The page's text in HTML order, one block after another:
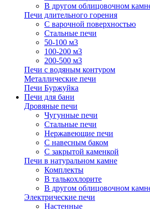
В другом облицовочном
Печи длительного горения
С варочной поверхностью
Стальные печи
50-100 м3
100-200 м3
200-500 м3
Печи с водяным контуром
Металлические печи
Печи Буржуйка
Печи для бани
Дровяные печи
Чугунные печи
Стальные печи
Нержавеющие печи
С навесным баком
С закрытой каменкой
Печи в натуральном камне
Комплекты
В талькохлорите
В другом облицовочном
Электрические печи
Настенные